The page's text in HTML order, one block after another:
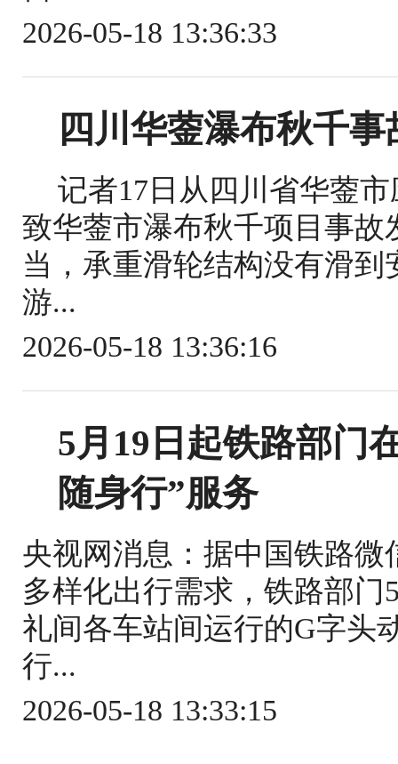
2026-05-18 13:36:33
四川华蓥瀑布秋千
记者17日从四川省华蓥
致华蓥市瀑布秋千项目事
当，承重滑轮结构没有滑
游...
2026-05-18 13:36:16
5月19日起铁路部门
随身行”服务
央视网消息：据中国铁路
多样化出行需求，铁路部门
礼间各车站间运行的G字头
行...
2026-05-18 13:33:15